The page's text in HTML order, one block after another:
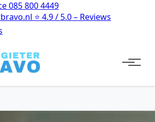
085 800 4449
⭐ 4.9 / 5.0 – Reviews